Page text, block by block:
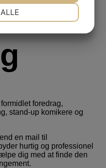
foredrag,
stand-up komikere og
en mail til
hurtig og professionel
dig med at finde den